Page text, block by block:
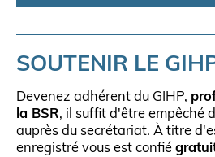
SOUTENIR LE
Devenez adhérent du GIHP,
la BSR, il suffit d'être empêché
auprès du secrétariat. À titre
enregistré vous est confié